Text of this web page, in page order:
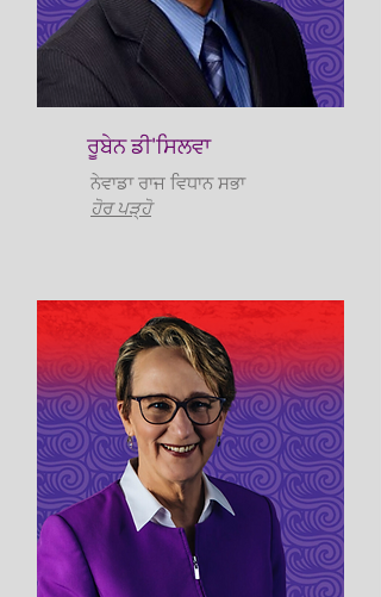
ਰੂਬੇਨ ਡੀ'ਸਿਲਵਾ
ਨੇਵਾਡਾ ਰਾਜ ਵਿਧਾਨ ਸਭਾ
ਹੋਰ ਪੜ੍ਹੋ